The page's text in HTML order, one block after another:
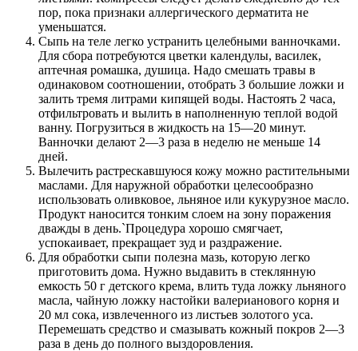
пор, пока признаки аллергического дерматита не
уменьшатся.
Сыпь на теле легко устранить целебными ванночками.
Для сбора потребуются цветки календулы, василек,
аптечная ромашка, душица. Надо смешать травы в
одинаковом соотношении, отобрать 3 большие ложки и
залить тремя литрами кипящей воды. Настоять 2 часа,
отфильтровать и вылить в наполненную теплой водой
ванну. Погрузиться в жидкость на 15—20 минут.
Ванночки делают 2—3 раза в неделю не меньше 14
дней.
Вылечить растрескавшуюся кожу можно растительными
маслами. Для наружной обработки целесообразно
использовать оливковое, льняное или кукурузное масло.
Продукт наносится тонким слоем на зону поражения
дважды в день.`Процедура хорошо смягчает,
успокаивает, прекращает зуд и раздражение.
Для обработки сыпи полезна мазь, которую легко
приготовить дома. Нужно выдавить в стеклянную
емкость 50 г детского крема, влить туда ложку льняного
масла, чайную ложку настойки валерианового корня и
20 мл сока, извлеченного из листьев золотого уса.
Перемешать средство и смазывать кожный покров 2—3
раза в день до полного выздоровления.